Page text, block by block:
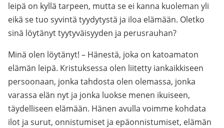
leipä on kyllä tarpeen, mutta se ei kanna kuoleman yli
eikä se tuo syvintä tyydytystä ja iloa elämään. Oletko
sinä löytänyt tyytyväisyyden ja perusrauhan?
Minä olen löytänyt! – Hänestä, joka on katoamaton
elämän leipä. Kristuksessa olen liitetty iankaikkiseen
persoonaan, jonka tahdosta olen olemassa, jonka
varassa elän nyt ja jonka luokse menen ikuiseen,
täydelliseen elämään. Hänen avulla voimme kohdata
ilot ja surut, onnistumiset ja epäonnistumiset, elämän